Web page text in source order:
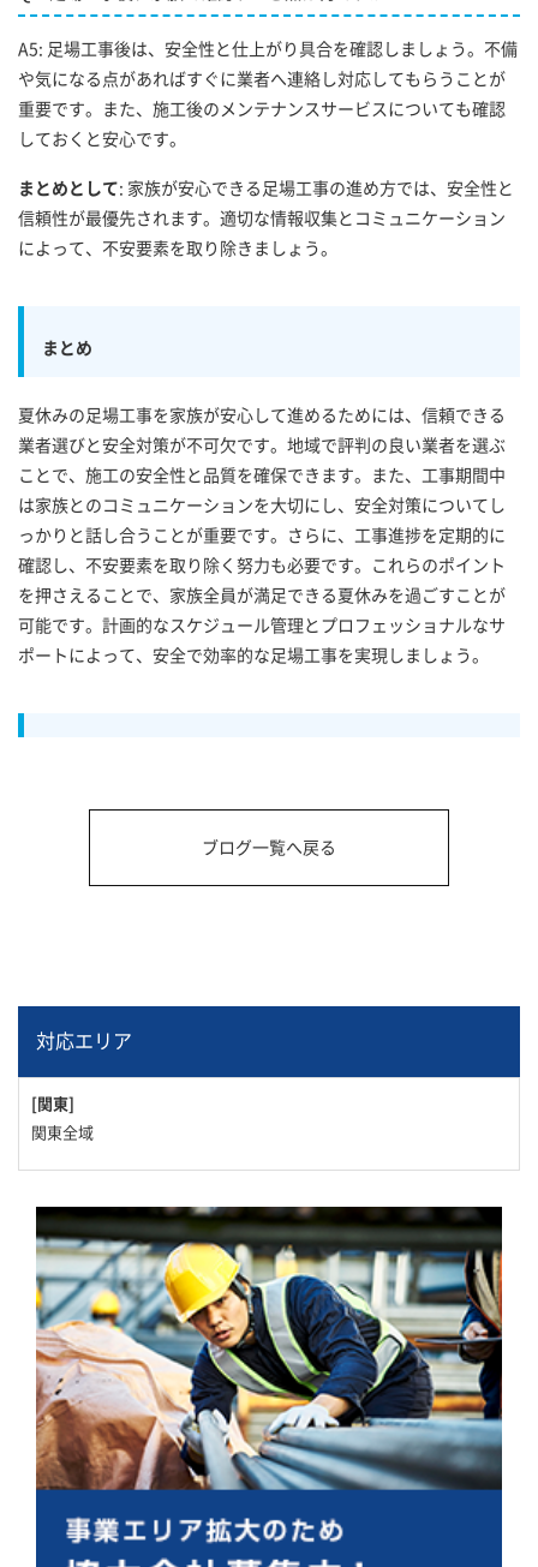
A5: 足場工事後は、安全性と仕上がり具合を確認しましょう。不備
や気になる点があればすぐに業者へ連絡し対応してもらうことが
重要です。また、施工後のメンテナンスサービスについても確認
しておくと安心です。
まとめとして: 家族が安心できる足場工事の進め方では、安全性と
信頼性が最優先されます。適切な情報収集とコミュニケーション
によって、不安要素を取り除きましょう。
まとめ
夏休みの足場工事を家族が安心して進めるためには、信頼できる
業者選びと安全対策が不可欠です。地域で評判の良い業者を選ぶ
ことで、施工の安全性と品質を確保できます。また、工事期間中
は家族とのコミュニケーションを大切にし、安全対策についてし
っかりと話し合うことが重要です。さらに、工事進捗を定期的に
確認し、不安要素を取り除く努力も必要です。これらのポイント
を押さえることで、家族全員が満足できる夏休みを過ごすことが
可能です。計画的なスケジュール管理とプロフェッショナルなサ
ポートによって、安全で効率的な足場工事を実現しましょう。
ブログ一覧へ戻る
対応エリア
[関東]
関東全域